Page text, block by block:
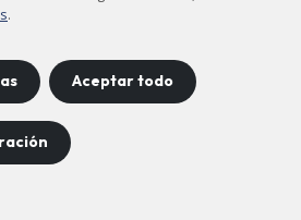
Mapa del sitio
.
Aceptar todo